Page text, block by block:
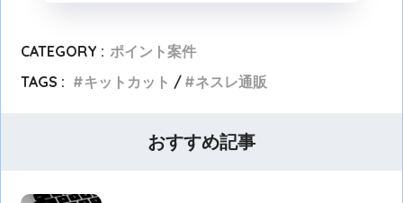
CATEGORY : ポイント案件
TAGS :
キットカット ネスレ通販
おすすめ記事